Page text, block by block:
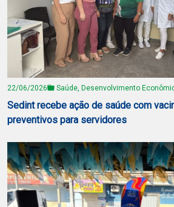
22/06/2026 Saúde, Desenvolvimento
Sedint recebe ação de saúde com
preventivos para servidores